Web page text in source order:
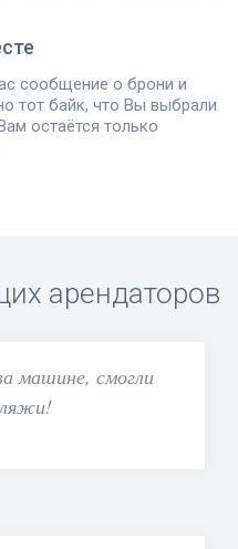
сообщение о брони и
тот байк, что Вы выбрали
остаётся только
арендаторов
машине, смогли